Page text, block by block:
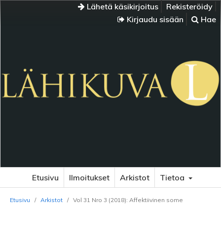
Lähetä käsikirjoitus
Rekisteröidy
Kirjaudu sisään
Hae
Etusivu Ilmoitukset Arkistot Tietoa
Etusivu / Arkistot / Vol 31 Nro 3 (2018): Affektiivinen some